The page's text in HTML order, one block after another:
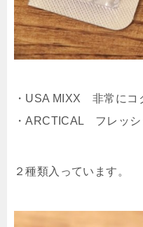
・USA MIXX 非常にコ
・ARCTICAL フレッシ
２種類入っています。